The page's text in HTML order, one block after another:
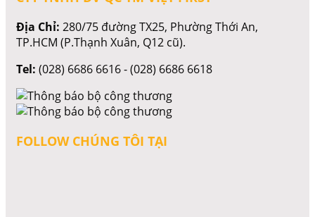
Địa Chỉ: 280/75 đường TX25, Phường Thới An,
TP.HCM (P.Thạnh Xuân, Q12 cũ).
Tel: (028) 6686 6616 - (028) 6686 6618
FOLLOW CHÚNG TÔI TẠI